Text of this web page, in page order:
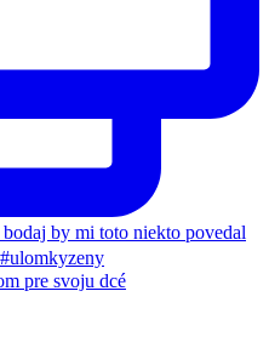
pre svoju dcé